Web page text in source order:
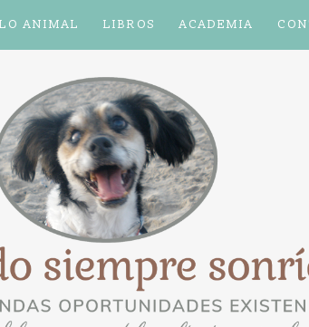
ANIMAL LIBROS ACADEMIA